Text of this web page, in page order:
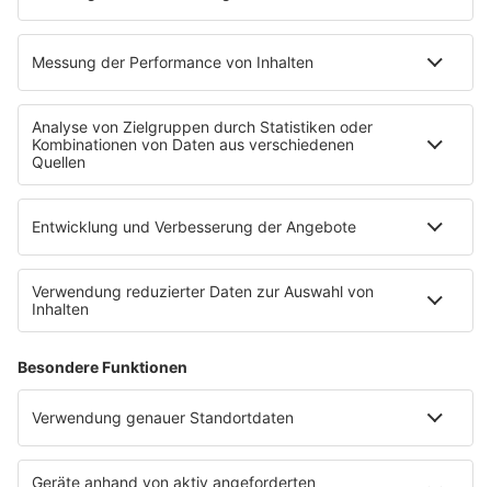
Voting
Wunschtitel
Service
Kontakt
Datenschutz
Datenschutzeinstellungen
Impressum
90s90s.de
Werbung buchen
Teilnahmebedingungen